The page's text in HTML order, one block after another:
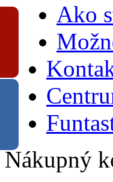
Ako
Nákupný